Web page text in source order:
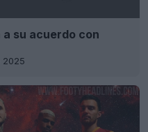
su acuerdo con
2025